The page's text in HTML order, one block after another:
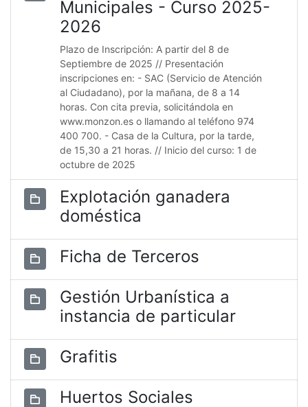
Municipales - Curso 2025-
2026
Plazo de Inscripción: A partir del 8 de
Septiembre de 2025 // Presentación
inscripciones en: - SAC (Servicio de Atención
al Ciudadano), por la mañana, de 8 a 14
horas. Con cita previa, solicitándola en
www.monzon.es o llamando al teléfono 974
400 700. - Casa de la Cultura, por la tarde,
de 15,30 a 21 horas. // Inicio del curso: 1 de
octubre de 2025
Explotación ganadera
doméstica
Ficha de Terceros
Gestión Urbanística a
instancia de particular
Grafitis
Huertos Sociales